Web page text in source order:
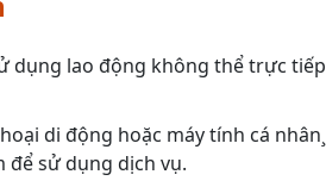
dụng lao động không thể trực tiếp
di động hoặc máy tính cá nhân¸
sử dụng dịch vụ.